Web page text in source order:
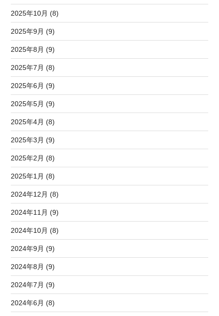
2025年10月 (8)
2025年9月 (9)
2025年8月 (9)
2025年7月 (8)
2025年6月 (9)
2025年5月 (9)
2025年4月 (8)
2025年3月 (9)
2025年2月 (8)
2025年1月 (8)
2024年12月 (8)
2024年11月 (9)
2024年10月 (8)
2024年9月 (9)
2024年8月 (9)
2024年7月 (9)
2024年6月 (8)